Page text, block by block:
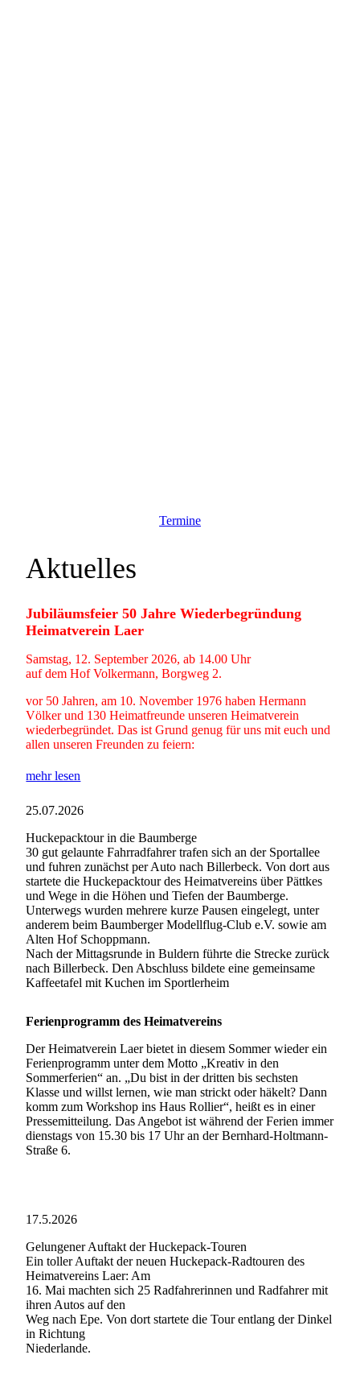
Termine
Aktuelles
Jubiläumsfeier 50 Jahre Wiederbegründung
Heimatverein Laer
Samstag, 12. September 2026, ab 14.00 Uhr
auf dem Hof Volkermann, Borgweg 2.
vor 50 Jahren, am 10. November 1976 haben Hermann
Völker und 130 Heimatfreunde unseren Heimatverein
wiederbegründet. Das ist Grund genug für uns mit euch und
allen unseren Freunden zu feiern:
mehr lesen
25.07.2026
Huckepacktour in die Baumberge
30 gut gelaunte Fahrradfahrer trafen sich an der Sportallee
und fuhren zunächst per Auto nach Billerbeck. Von dort aus
startete die Huckepacktour des Heimatvereins über Pättkes
und Wege in die Höhen und Tiefen der Baumberge.
Unterwegs wurden mehrere kurze Pausen eingelegt, unter
anderem beim Baumberger Modellflug-Club e.V. sowie am
Alten Hof Schoppmann.
Nach der Mittagsrunde in Buldern führte die Strecke zurück
nach Billerbeck. Den Abschluss bildete eine gemeinsame
Kaffeetafel mit Kuchen im Sportlerheim
Ferienprogramm des Heimatvereins
Der Heimatverein Laer bietet in diesem Sommer wieder ein
Ferienprogramm unter dem Motto „Kreativ in den
Sommerferien“ an. „Du bist in der dritten bis sechsten
Klasse und willst lernen, wie man strickt oder häkelt? Dann
komm zum Workshop ins Haus Rollier“, heißt es in einer
Pressemitteilung. Das Angebot ist während der Ferien immer
dienstags von 15.30 bis 17 Uhr an der Bernhard-Holtmann-
Straße 6.
17.5.2026
Gelungener Auftakt der Huckepack-Touren
Ein toller Auftakt der neuen Huckepack-Radtouren des
Heimatvereins Laer: Am
16. Mai machten sich 25 Radfahrerinnen und Radfahrer mit
ihren Autos auf den
Weg nach Epe. Von dort startete die Tour entlang der Dinkel
in Richtung
Niederlande.